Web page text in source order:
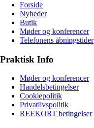
Forside
Nyheder
Butik
Møder og konferencer
Telefonens åbningstider
Praktisk Info
Møder og konferencer
Handelsbetingelser
Cookiepolitik
Privatlivspolitik
REEKORT betingelser